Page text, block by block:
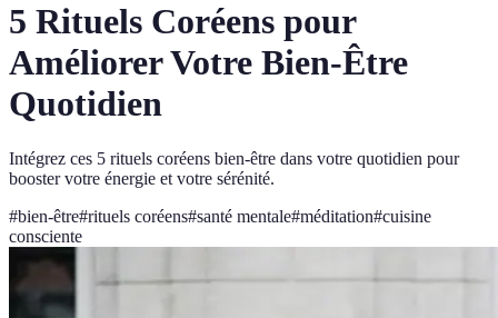
5 Rituels Coréens pour
Améliorer Votre Bien-Être
Quotidien
Intégrez ces 5 rituels coréens bien-être dans votre quotidien pour
booster votre énergie et votre sérénité.
#bien-être#rituels coréens#santé mentale#méditation#cuisine
consciente